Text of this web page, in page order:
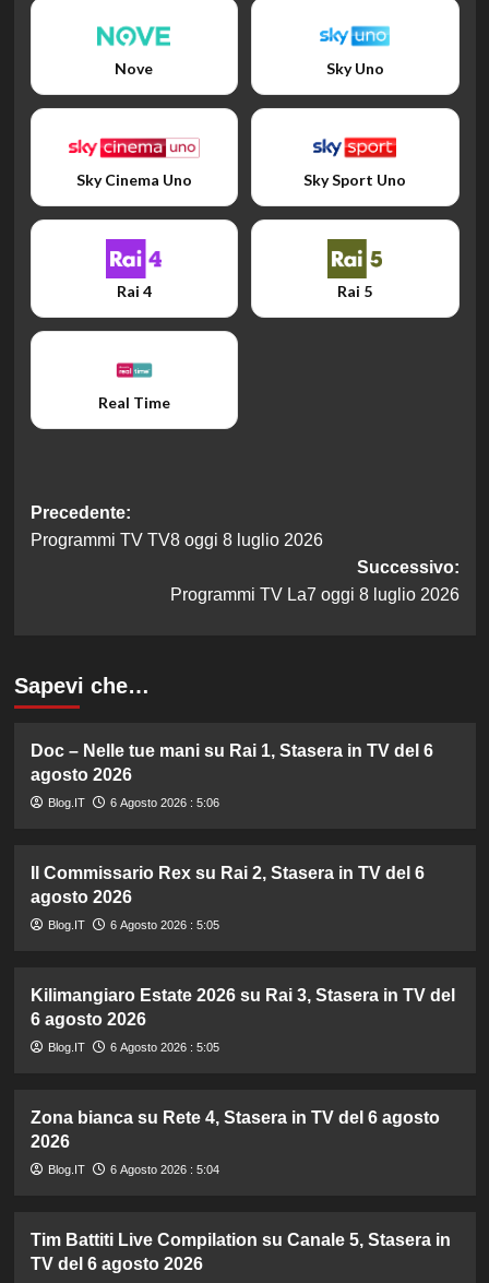
Nove Sky Uno
Sky Cinema Uno Sky Sport Uno
Rai 4 Rai 5
Real Time
Navigazione
articolo
Precedente:
Programmi TV TV8 oggi 8 luglio 2026
Successivo:
Programmi TV La7 oggi 8 luglio 2026
Sapevi che…
Doc – Nelle tue mani su Rai 1, Stasera in TV del 6
agosto 2026
Blog.IT 6 Agosto 2026 : 5:06
Il Commissario Rex su Rai 2, Stasera in TV del 6
agosto 2026
Blog.IT 6 Agosto 2026 : 5:05
Kilimangiaro Estate 2026 su Rai 3, Stasera in TV del
6 agosto 2026
Blog.IT 6 Agosto 2026 : 5:05
Zona bianca su Rete 4, Stasera in TV del 6 agosto
2026
Blog.IT 6 Agosto 2026 : 5:04
Tim Battiti Live Compilation su Canale 5, Stasera in
TV del 6 agosto 2026